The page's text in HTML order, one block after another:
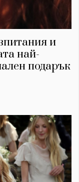
и
най-
подарък